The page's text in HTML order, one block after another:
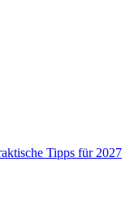
Tipps für 2027